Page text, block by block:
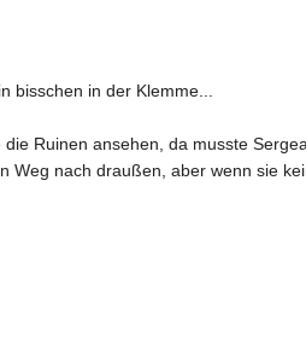
bisschen in der Klemme...
Ruinen ansehen, da musste
nach draußen, aber wenn sie